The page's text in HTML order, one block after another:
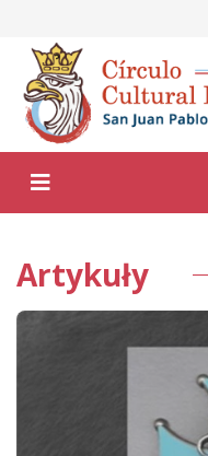
Artykuły